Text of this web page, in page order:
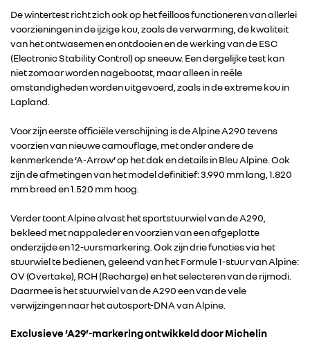
De wintertest richt zich ook op het feilloos functioneren van allerlei
voorzieningen in de ijzige kou, zoals de verwarming, de kwaliteit
van het ontwasemen en ontdooien en de werking van de ESC
(Electronic Stability Control) op sneeuw. Een dergelijke test kan
niet zomaar worden nagebootst, maar alleen in reële
omstandigheden worden uitgevoerd, zoals in de extreme kou in
Lapland.
Voor zijn eerste officiële verschijning is de Alpine A290 tevens
voorzien van nieuwe camouflage, met onder andere de
kenmerkende ‘A-Arrow’ op het dak en details in Bleu Alpine. Ook
zijn de afmetingen van het model definitief: 3.990 mm lang, 1.820
mm breed en 1.520 mm hoog.
Verder toont Alpine alvast het sportstuurwiel van de A290,
bekleed met nappaleder en voorzien van een afgeplatte
onderzijde en 12-uursmarkering. Ook zijn drie functies via het
stuurwiel te bedienen, geleend van het Formule 1-stuur van Alpine:
OV (Overtake), RCH (Recharge) en het selecteren van de rijmodi.
Daarmee is het stuurwiel van de A290 een van de vele
verwijzingen naar het autosport-DNA van Alpine.
Exclusieve ‘A29’-markering ontwikkeld door Michelin